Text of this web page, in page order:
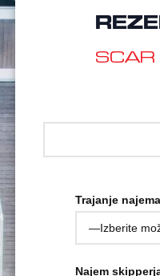
Trajanje
Najem